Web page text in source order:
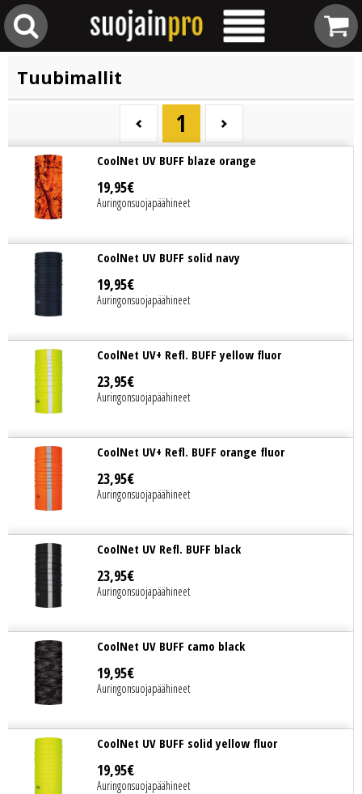
Tuubimallit
1
CoolNet UV BUFF blaze orange
19,95€
Auringonsuojapäähineet
CoolNet UV BUFF solid navy
19,95€
Auringonsuojapäähineet
CoolNet UV+ Refl. BUFF yellow fluor
23,95€
Auringonsuojapäähineet
CoolNet UV+ Refl. BUFF orange fluor
23,95€
Auringonsuojapäähineet
CoolNet UV Refl. BUFF black
23,95€
Auringonsuojapäähineet
CoolNet UV BUFF camo black
19,95€
Auringonsuojapäähineet
CoolNet UV BUFF solid yellow fluor
19,95€
Auringonsuojapäähineet